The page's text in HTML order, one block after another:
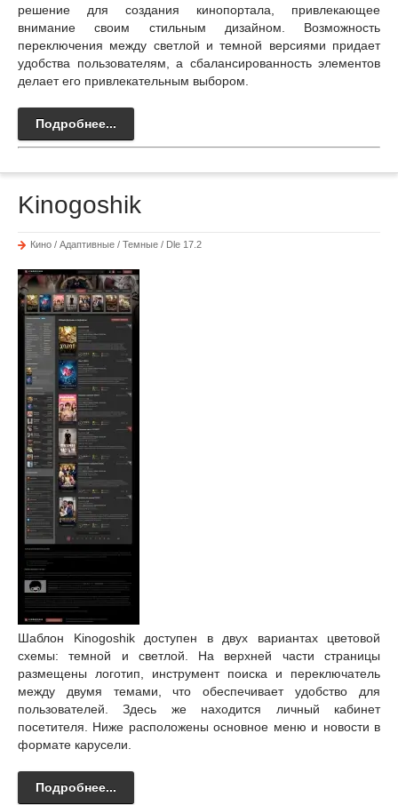
решение для создания кинопортала, привлекающее
внимание своим стильным дизайном. Возможность
переключения между светлой и темной версиями придает
удобства пользователям, а сбалансированность элементов
делает его привлекательным выбором.
Подробнее...
Kinogoshik
Кино / Адаптивные / Темные / Dle 17.2
Шаблон Kinogoshik доступен в двух вариантах цветовой
схемы: темной и светлой. На верхней части страницы
размещены логотип, инструмент поиска и переключатель
между двумя темами, что обеспечивает удобство для
пользователей. Здесь же находится личный кабинет
посетителя. Ниже расположены основное меню и новости в
формате карусели.
Подробнее...